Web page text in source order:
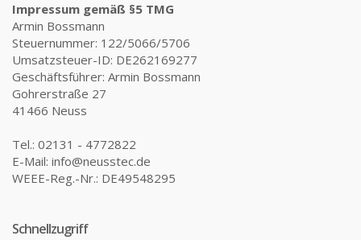
Impressum gemäß §5 TMG
Armin Bossmann
Steuernummer: 122/5066/5706
Umsatzsteuer-ID: DE262169277
Geschäftsführer: Armin Bossmann
Gohrerstraße 27
41466 Neuss
Tel.: 02131 - 4772822
E-Mail: info@neusstec.de
WEEE-Reg.-Nr.: DE49548295
Schnellzugriff